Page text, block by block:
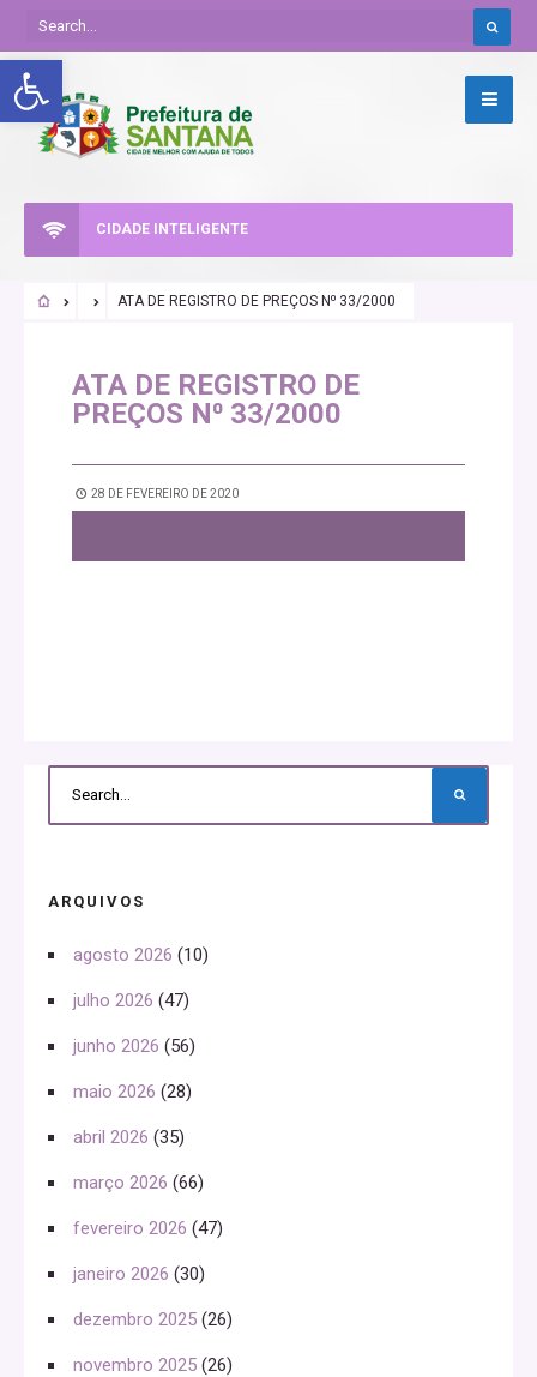
Abrir a barra de ferramentas
CIDADE INTELIGENTE
ATA DE REGISTRO DE PREÇOS N⁰ 33/2000
ATA DE REGISTRO DE
PREÇOS N⁰ 33/2000
28 DE FEVEREIRO DE 2020
ARQUIVOS
agosto 2026 (10)
julho 2026 (47)
junho 2026 (56)
maio 2026 (28)
abril 2026 (35)
março 2026 (66)
fevereiro 2026 (47)
janeiro 2026 (30)
dezembro 2025 (26)
novembro 2025 (26)